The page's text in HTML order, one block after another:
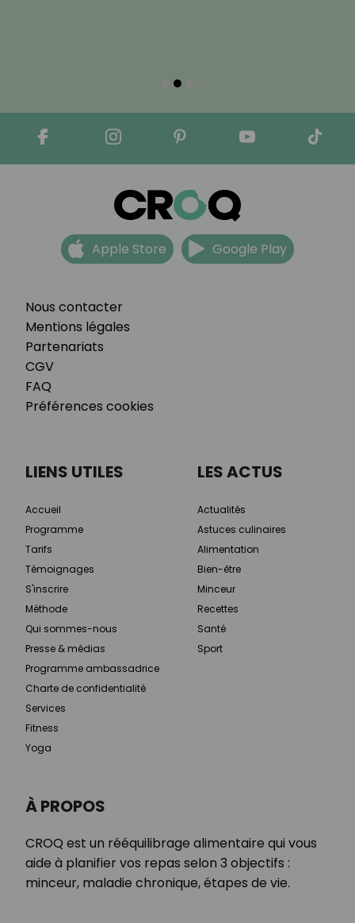
Nous contacter
Mentions légales
Partenariats
CGV
FAQ
Préférences cookies
Apple Store Google Play
À PROPOS
CROQ est un rééquilibrage alimentaire qui vous
aide à planifier vos repas selon 3 objectifs :
minceur, maladie chronique, étapes de vie.
LIENS UTILES
Accueil
Programme
Tarifs
Témoignages
S'inscrire
Méthode
Qui sommes-nous
Presse & médias
Programme ambassadrice
Charte de confidentialité
Services
Fitness
Yoga
LES ACTUS
Actualités
Astuces culinaires
Alimentation
Bien-être
Minceur
Recettes
Santé
Sport